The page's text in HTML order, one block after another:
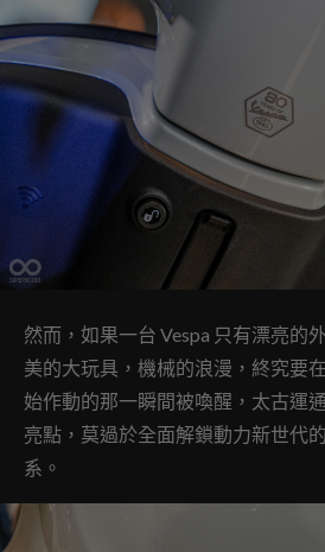
然而，如果一台 Vespa 只有漂亮的
美的大玩具，機械的浪漫，終究要
始作動的那一瞬間被喚醒，太古運
亮點，莫過於全面解鎖動力新世代
系。